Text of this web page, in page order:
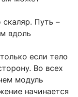
Путь –
вдоль
если тело
Во всех
модуль
начинается